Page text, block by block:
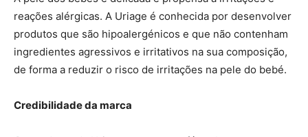
reações alérgicas. A Uriage é conhecida por desenvolver
produtos que são hipoalergénicos e que não contenham
ingredientes agressivos e irritativos na sua composição,
de forma a reduzir o risco de irritações na pele do bebé.
Credibilidade da marca